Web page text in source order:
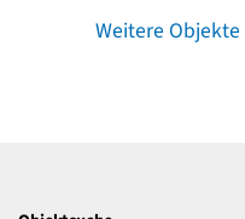
Weitere Objekte